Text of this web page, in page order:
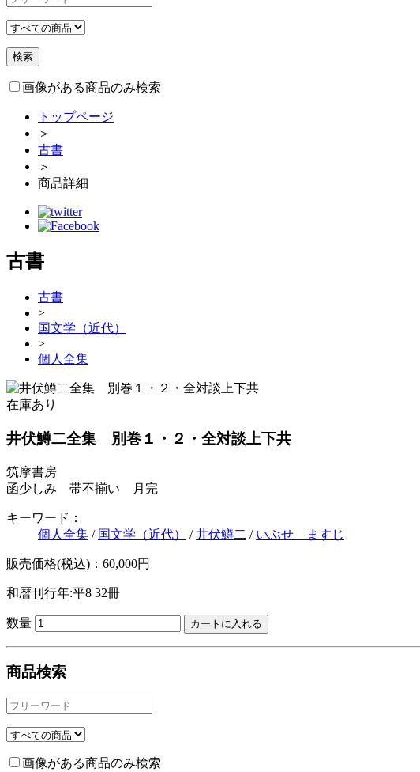
画像がある商品のみ検索
トップページ
＞
古書
＞
商品詳細
古書
古書
>
国文学（近代）
>
個人全集
在庫あり
井伏鱒二全集 別巻１・２・全対談上下共
筑摩書房
函少しみ 帯不揃い 月完
キーワード：
個人全集 / 国文学（近代） /井伏鱒二 / いぶせ ますじ
販売価格(税込)：60,000円
和暦刊行年:平8 32冊
数量
商品検索
画像がある商品のみ検索